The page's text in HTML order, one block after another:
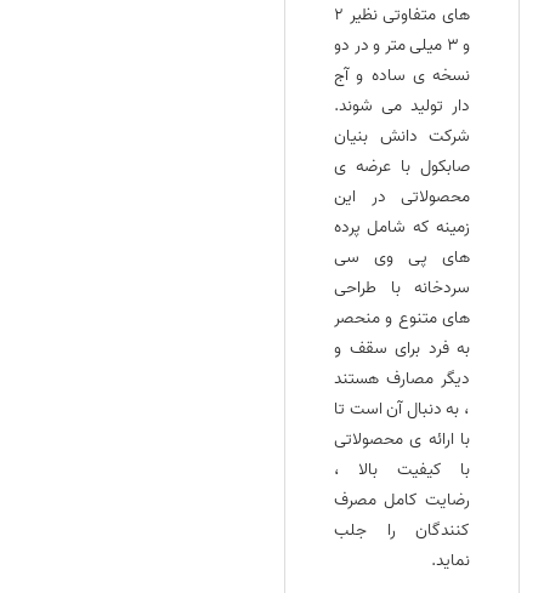
های متفاوتی نظیر ۲
و ۳ میلی متر و در دو
نسخه‌ ی ساده و آج‌
دار تولید می‌ شوند.
شرکت دانش بنیان
صابکول با عرضه‌ ی
محصولاتی در این
زمینه که شامل پرده‌
های پی وی سی
سردخانه با طراحی‌
های متنوع و منحصر
به فرد برای سقف و
دیگر مصارف هستند
، به دنبال آن است تا
با ارائه‌ ی محصولاتی
با کیفیت بالا ،
رضایت کامل مصرف
کنندگان را جلب
نماید.